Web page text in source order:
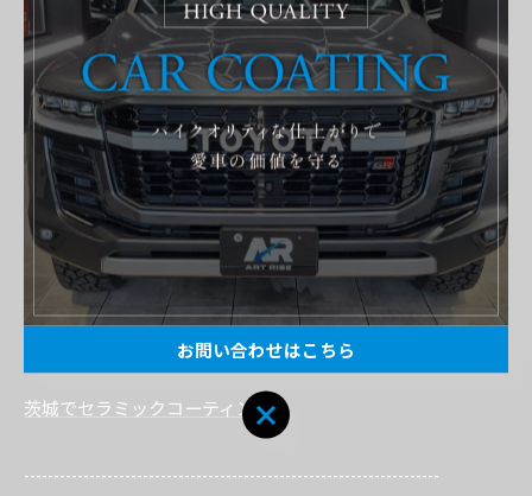
スタッフ一同全力でサポートさせていただきます。
またのご来店を心よりお待ちしております。
----------------------------------------------------------------------
ART RISE アートライズ
住所 : 茨城県常総市国生１２０８−１
電話番号 : 0297-21-5981
FAX番号 : 0297-21-5982
茨城で美しい研磨技術をご提供
茨城でセラミックコーティング
----------------------------------------------------------------------
お問い合わせはこちら